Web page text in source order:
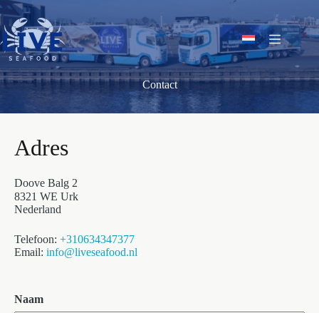
Ga
naar
de
inhoud
Contact
Adres
Doove Balg 2
8321 WE Urk
Nederland
Telefoon: +310634347377
Email: info@liveseafood.nl
Naam